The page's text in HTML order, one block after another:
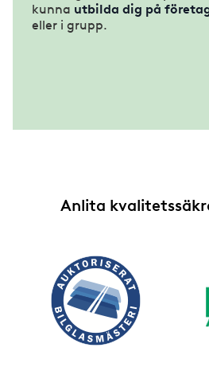
kunna utbilda dig på
eller i grupp.
Anlita